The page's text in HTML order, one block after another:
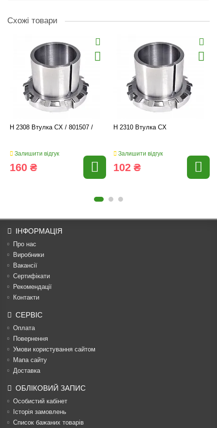
Схожі товари
H 2308 Втулка CX / 801507 /
Залишити відгук
160 ₴
H 2310 Втулка CX
Залишити відгук
102 ₴
ІНФОРМАЦІЯ
Про нас
Виробники
Вакансії
Сертифікати
Рекомендації
Контакти
СЕРВІС
Оплата
Повернення
Умови користування сайтом
Мапа сайту
Доставка
ОБЛІКОВИЙ ЗАПИС
Особистий кабінет
Історія замовлень
Список бажаних товарів